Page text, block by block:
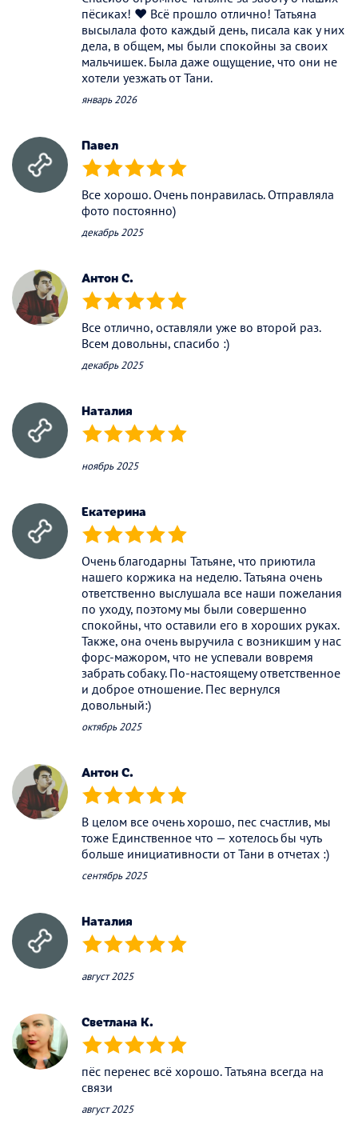
пёсиках! ❤️ Всё прошло отлично! Татьяна
высылала фото каждый день, писала как у них
дела, в общем, мы были спокойны за своих
мальчишек. Была даже ощущение, что они не
хотели уезжать от Тани.
январь 2026
Павел
(*) (*) (*) (*) (*)
Все хорошо. Очень понравилась. Отправляла
фото постоянно)
декабрь 2025
Антон С.
(*) (*) (*) (*) (*)
Все отлично, оставляли уже во второй раз.
Всем довольны, спасибо :)
декабрь 2025
Наталия
(*) (*) (*) (*) (*)
ноябрь 2025
Екатерина
(*) (*) (*) (*) (*)
Очень благодарны Татьяне, что приютила
нашего коржика на неделю. Татьяна очень
ответственно выслушала все наши пожелания
по уходу, поэтому мы были совершенно
спокойны, что оставили его в хороших руках.
Также, она очень выручила с возникшим у нас
форс-мажором, что не успевали вовремя
забрать собаку. По-настоящему ответственное
и доброе отношение. Пес вернулся
довольный:)
октябрь 2025
Антон С.
(*) (*) (*) (*) (*)
В целом все очень хорошо, пес счастлив, мы
тоже Единственное что — хотелось бы чуть
больше инициативности от Тани в отчетах :)
сентябрь 2025
Наталия
(*) (*) (*) (*) (*)
август 2025
Светлана К.
(*) (*) (*) (*) (*)
пёс перенес всё хорошо. Татьяна всегда на
связи
август 2025